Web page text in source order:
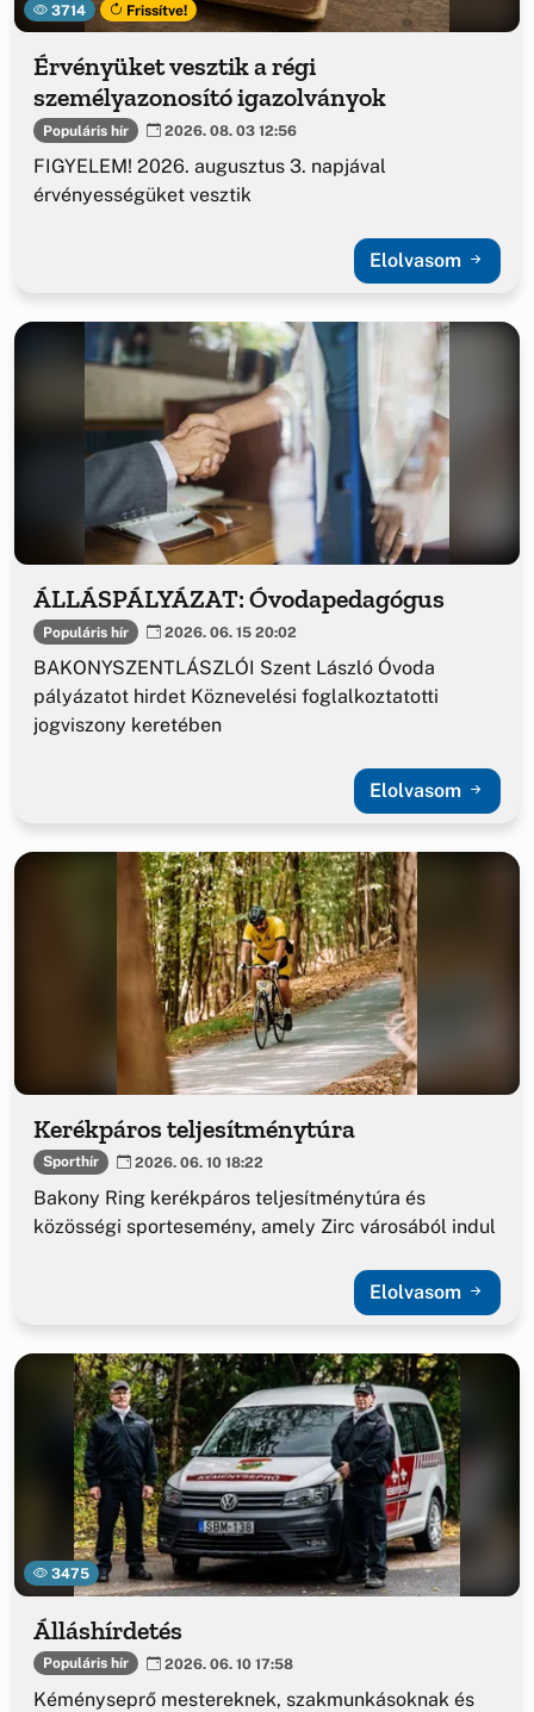
3714 Frissítve!
Érvényüket vesztik a régi
személyazonosító igazolványok
Populáris hír 2026. 08. 03 12:56
FIGYELEM! 2026. augusztus 3. napjával
érvényességüket vesztik
Elolvasom
ÁLLÁSPÁLYÁZAT: Óvodapedagógus
Populáris hír 2026. 06. 15 20:02
BAKONYSZENTLÁSZLÓI Szent László Óvoda
pályázatot hirdet Köznevelési foglalkoztatotti
jogviszony keretében
Elolvasom
Kerékpáros teljesítménytúra
Sporthír 2026. 06. 10 18:22
Bakony Ring kerékpáros teljesítménytúra és
közösségi sportesemény, amely Zirc városából indul
Elolvasom
3475
Álláshírdetés
Populáris hír 2026. 06. 10 17:58
Kéményseprő mestereknek, szakmunkásoknak és